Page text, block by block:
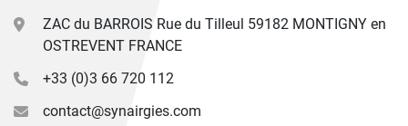
ZAC du BARROIS Rue du Tilleul 59182 MONTIGNY en
OSTREVENT FRANCE
+33 (0)3 66 720 112
contact@synairgies.com